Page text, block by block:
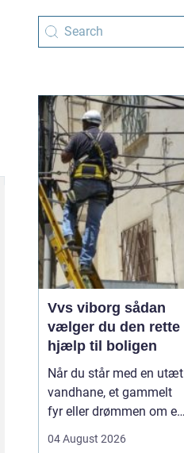
Vvs viborg sådan
vælger du den rette
hjælp til boligen
Når du står med en utæt
vandhane, et gammelt
fyr eller drømmen om et
dygtig VVSer være
04 August 2026